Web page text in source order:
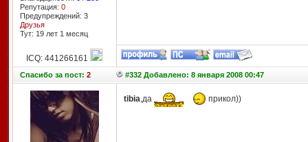
Репутация: 0
Предупреждений: 3
Друзья
Тут: 19 лет 1 месяц
ICQ: 441266161
Спасибоза пост: 2 #332 Добавлено: 8 января 2008 00:47
tibia ,да прикол))